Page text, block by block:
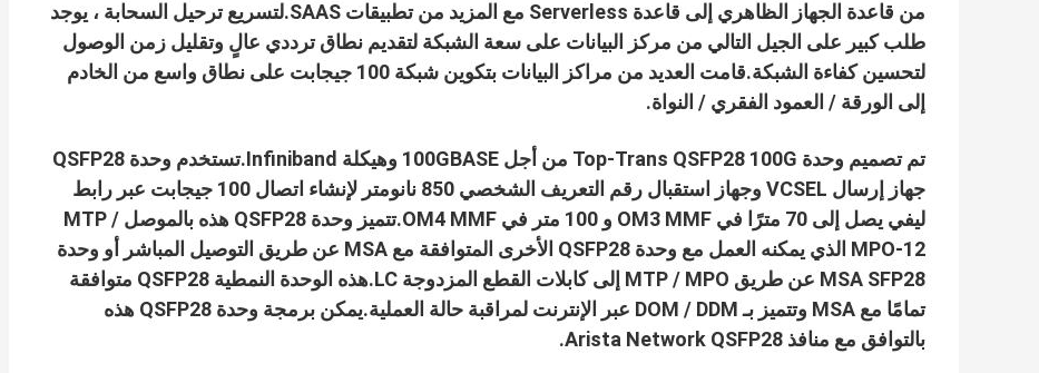
من قاعدة الجهاز الظاهري إلى قاعدة Serverless مع المزيد من تطبيقات SAAS.لتسريع ترحيل السحابة ، يوجد
طلب كبير على الجيل التالي من مركز البيانات على سعة الشبكة لتقديم نطاق ترددي عالٍ وتقليل زمن الوصول
لتحسين كفاءة الشبكة.
قامت العديد من مراكز البيانات بتكوين شبكة 100 جيجابت على نطاق واسع من الخادم
إلى الورقة / العمود الفقري / النواة.
تم تصميم وحدة Top-Trans QSFP28 100G من أجل 100GBASE وهيكلة Infiniband.تستخدم وحدة QSFP28
جهاز إرسال VCSEL وجهاز استقبال رقم التعريف الشخصي 850 نانومتر لإنشاء اتصال 100 جيجابت عبر رابط
ليفي يصل إلى 70 مترًا في OM3 MMF و 100 متر في OM4 MMF.تتميز وحدة QSFP28 هذه بالموصل MTP /
MPO-12 الذي يمكنه العمل مع وحدة QSFP28 الأخرى المتوافقة مع MSA عن طريق التوصيل المباشر أو وحدة
MSA SFP28 عن طريق MTP / MPO إلى كابلات القطع المزدوجة LC.هذه الوحدة النمطية QSFP28 متوافقة
تمامًا مع MSA وتتميز بـ DOM / DDM عبر الإنترنت لمراقبة حالة العملية.يمكن برمجة وحدة QSFP28 هذه
بالتوافق مع منافذ Arista Network QSFP28.